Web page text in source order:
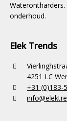
onderhoud.
Elek Trends
4251 LC
+31 (0)183-